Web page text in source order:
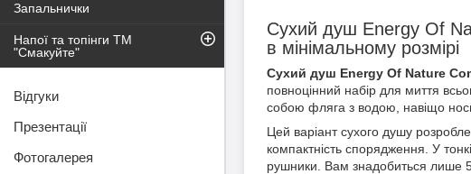
Сухий душ Energy Of
в мінімальному розмірі
Сухий душ Energy Of Nature
повноцінний набір для миття
собою фляга з водою, навіщо
Цей варіант сухого душу
компактність спорядження. У
рушники. Вам знадобиться лише
Запальнички
Напої та топінги ТМ
"Смакуйте"
Відгуки
Презентації
Фотогалерея